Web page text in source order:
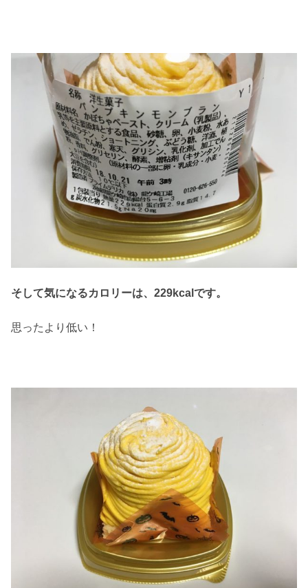
そして気になるカロリーは、229kcalです。
思ったより低い！